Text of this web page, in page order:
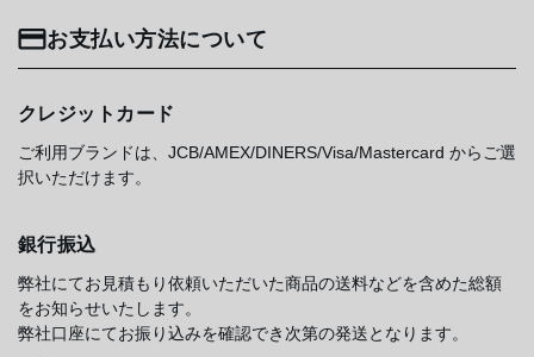
お支払い方法について
クレジットカード
ご利用ブランドは、JCB/AMEX/DINERS/Visa/Mastercard からご選
択いただけます。
銀行振込
弊社にてお見積もり依頼いただいた商品の送料などを含めた総額
をお知らせいたします。
弊社口座にてお振り込みを確認でき次第の発送となります。